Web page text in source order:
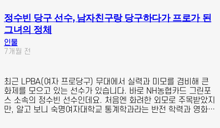
정수빈 당구 선수, 남자친구랑 당구하다가 프로가 된
그녀의 정체
인물
7개월 전
최근 LPBA(여자 프로당구) 무대에서 실력과 미모를 겸비해 큰
화제를 모으고 있는 선수가 있습니다. 바로 NH농협카드 그린포
스 소속의 정수빈 선수인데요. 처음엔 화려한 외모로 주목받았지
만, 알고 보니 숙명여자대학교 통계학과라는 반전 학력과 영화…